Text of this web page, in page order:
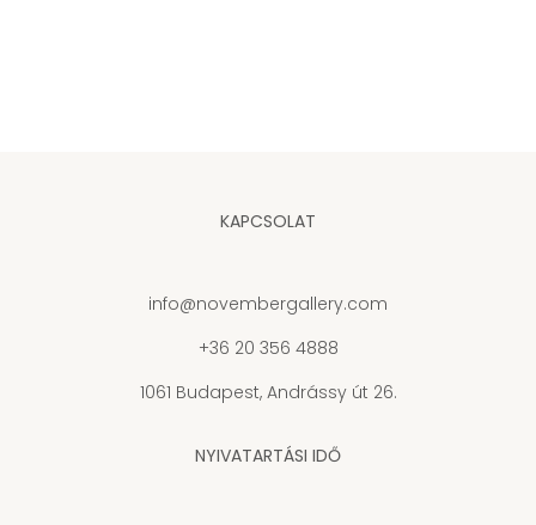
KAPCSOLAT
info@novembergallery.com
+36 20 356 4888
1061 Budapest, Andrássy út 26.
NYIVATARTÁSI IDŐ